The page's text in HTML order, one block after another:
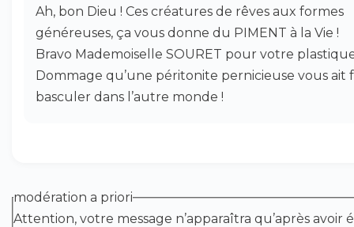
Ah, bon Dieu ! Ces créatures de rêves aux formes
généreuses, ça vous donne du PIMENT à la Vie !
Bravo Mademoiselle SOURET pour votre
Dommage qu’une péritonite pernicieuse vous ait
basculer dans l’autre monde !
modération a priori
Attention, votre message n’apparaîtra qu’après avoir